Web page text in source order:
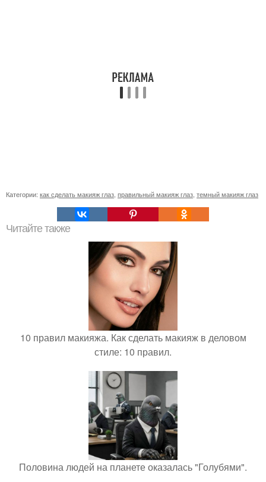
Категории: как сделать макияж глаз правильный макияж глаз темный макияж глаз
Читайте также
10 правил макияжа. Как сделать макияж в деловом
стиле: 10 правил.
Половина людей на планете оказалась "Голубями".